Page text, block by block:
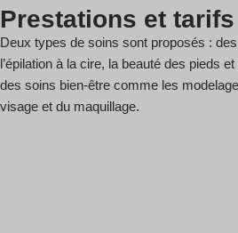
Prestations et tarifs
Deux types de soins sont proposés :
l’épilation à la cire, la beauté des pieds
des soins bien-être comme les
visage et du maquillage.